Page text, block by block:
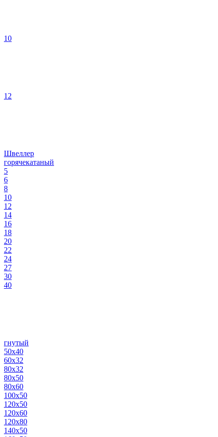
10
12
Швеллер
горячекатаный
5
6
8
10
12
14
16
18
20
22
24
27
30
40
гнутый
50х40
60х32
80х32
80х50
80х60
100х50
120х50
120х60
120х80
140х50